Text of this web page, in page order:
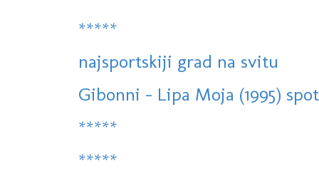
*****
najsportskiji grad na svitu
Gibonni - Lipa Moja (1995)
*****
*****